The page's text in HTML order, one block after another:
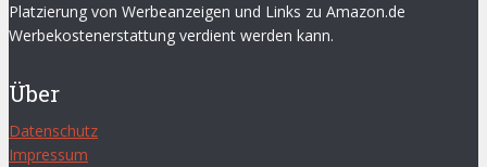
Platzierung von Werbeanzeigen und Links zu Amazon.de
Werbekostenerstattung verdient werden kann.
Über
Datenschutz
Impressum